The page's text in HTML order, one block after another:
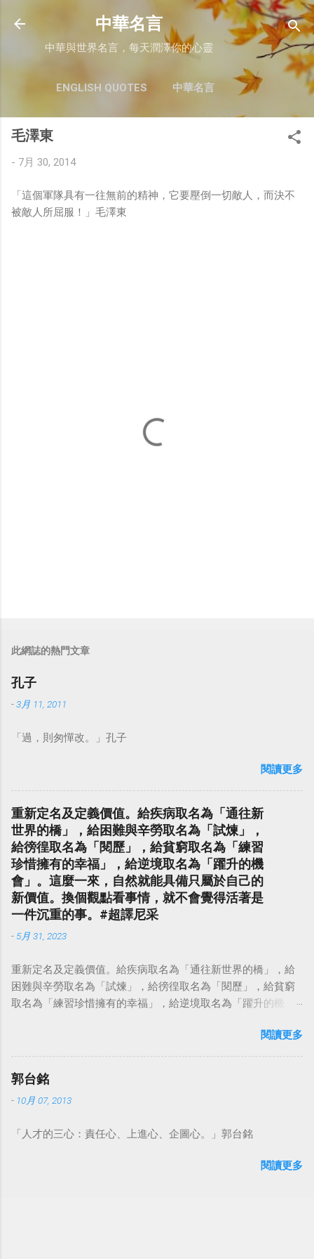
跳至主要內容
中華名言
中華與世界名言，每天潤澤你的心靈
ENGLISH QUOTES 中華名言
毛澤東
- 7月 30, 2014
「這個軍隊具有一往無前的精神，它要壓倒一切敵人，而決不
被敵人所屈服！」毛澤東
此網誌的熱門文章
孔子
-3月 11, 2011
「過，則匆憚改。」孔子
閱讀更多
重新定名及定義價值。給疾病取名為「通往新
世界的橋」，給困難與辛勞取名為「試煉」，
給徬徨取名為「閱歷」，給貧窮取名為「練習
珍惜擁有的幸福」，給逆境取名為「躍升的機
會」。這麼一來，自然就能具備只屬於自己的
新價值。換個觀點看事情，就不會覺得活著是
一件沉重的事。#超譯尼采
- 5月 31, 2023
重新定名及定義價值。給疾病取名為「通往新世界的橋」，給
困難與辛勞取名為「試煉」，給徬徨取名為「閱歷」，給貧窮
取名為「練習珍惜擁有的幸福」，給逆境取名為「躍升的機
點看事情，就不會覺得活著是一件沉重的事。#超譯尼采 — 中
華名言 - Chinese Quotes (@chinese_quotes) May 23, 2023
閱讀更多
郭台銘
- 10月 07, 2013
「人才的三心：責任心、上進心、企圖心。」郭台銘
閱讀更多